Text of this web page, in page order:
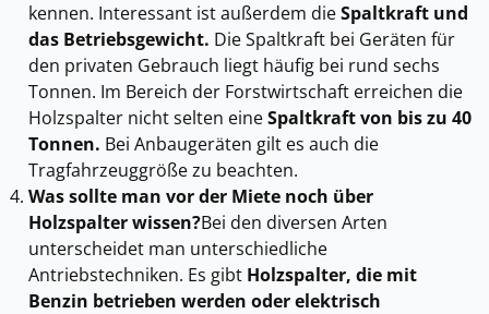
kennen. Interessant ist außerdem dieSpaltkraft und
das Betriebsgewicht. Die Spaltkraft bei Geräten für
den privaten Gebrauch liegt häufig bei rund sechs
Tonnen. Im Bereich der Forstwirtschaft erreichen die
Holzspalter nicht selten eineSpaltkraft von bis zu 40
Tonnen. Bei Anbaugeräten gilt es auch die
Tragfahrzeuggröße zu beachten.
Was sollte man vor der Miete noch über
Holzspalter wissen?Bei den diversen Arten
unterscheidet man unterschiedliche
Antriebstechniken. Es gibt Holzspalter, die mit
Benzin betrieben werden oder elektrisch